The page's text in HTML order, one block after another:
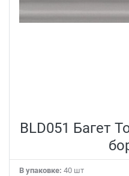
BLD051 Багет
В упаковке: 40 шт